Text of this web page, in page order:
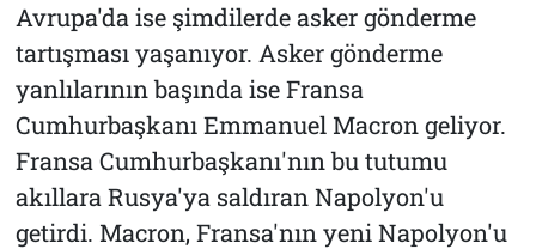
Avrupa'da ise şimdilerde asker gönderme
tartışması yaşanıyor. Asker gönderme
yanlılarının başında ise Fransa
Cumhurbaşkanı Emmanuel Macron geliyor.
Fransa Cumhurbaşkanı'nın bu tutumu
akıllara Rusya'ya saldıran Napolyon'u
getirdi. Macron, Fransa'nın yeni Napolyon'u